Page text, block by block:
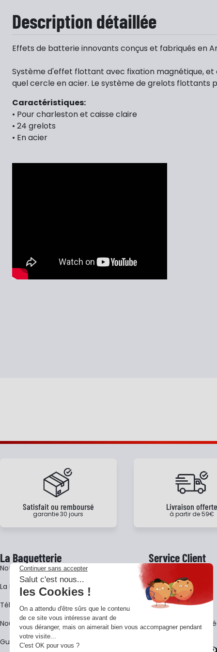
Description détaillée
Effets de batterie innovants conçus et fabriqués en
Système d'effet flottant avec fixation magnétique,
quel cercle en acier. Le système de grelots flottants
Caractéristiques:
• Pour charleston et caisse claire
• 24 grelots
• En acier
Satisfait ou remboursé
garantie 30 jours
Livraison
à partir de 59€
La Baguetterie
Notre histoire
La BagShow
​Télécharger le catalogue
Nous contacter
Guides La Baguetterie
Service Client
Garantie 3 ans
CGV
FAQ - Questions